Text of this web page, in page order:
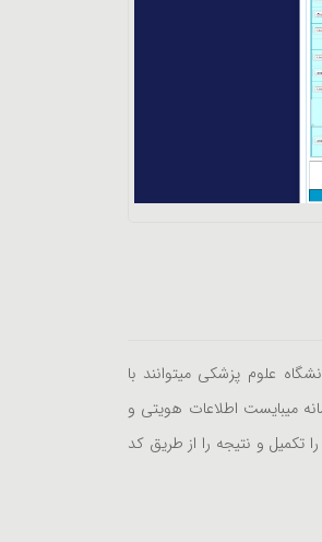
علوم پزشکی میتوانند با
میبایست اطلاعات هویتی و
تکمیل و نتیجه را از طریق کد